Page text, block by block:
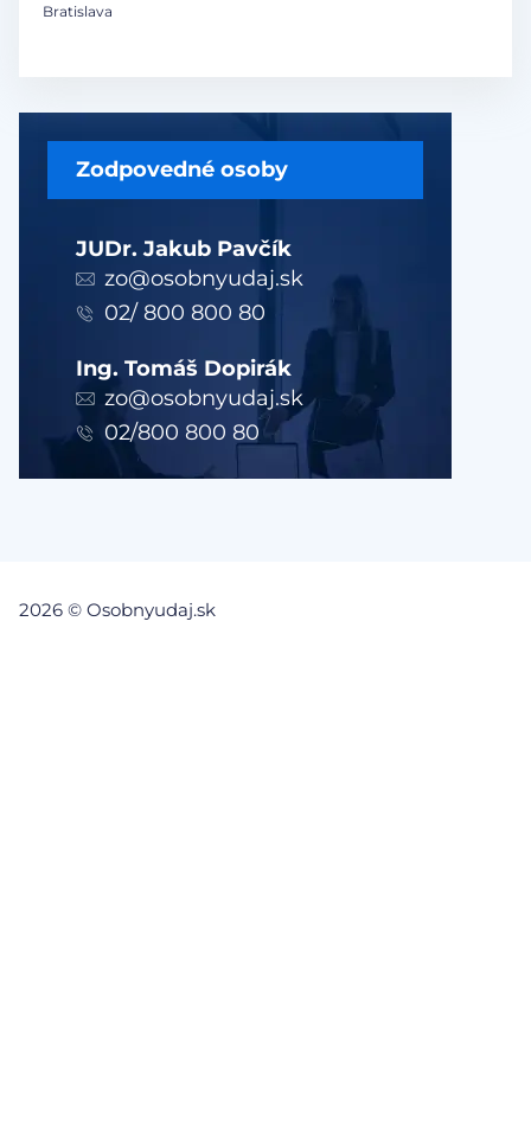
Zodpovedné osoby
JUDr. Jakub Pavčík
zo@osobnyudaj.sk
02/ 800 800 80
Ing. Tomáš Dopirák
zo@osobnyudaj.sk
02/800 800 80
Bratislava
2026 © Osobnyudaj.sk